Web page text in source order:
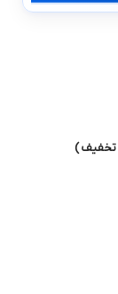
تخفیف )